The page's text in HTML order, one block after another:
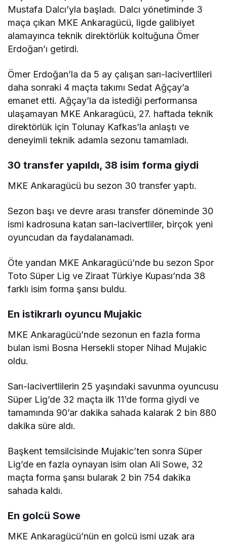
Mustafa Dalcı’yla başladı. Dalcı yönetiminde 3
maça çıkan MKE Ankaragücü, ligde galibiyet
alamayınca teknik direktörlük koltuğuna Ömer
Erdoğan’ı getirdi.
Ömer Erdoğan’la da 5 ay çalışan sarı-lacivertlileri
daha sonraki 4 maçta takımı Sedat Ağçay’a
emanet etti. Ağçay’la da istediği performansa
ulaşamayan MKE Ankaragücü, 27. haftada teknik
direktörlük için Tolunay Kafkas’la anlaştı ve
deneyimli teknik adamla sezonu tamamladı.
30 transfer yapıldı, 38 isim forma giydi
MKE Ankaragücü bu sezon 30 transfer yaptı.
Sezon başı ve devre arası transfer döneminde 30
ismi kadrosuna katan sarı-lacivertliler, birçok yeni
oyuncudan da faydalanamadı.
Öte yandan MKE Ankaragücü’nde bu sezon Spor
Toto Süper Lig ve Ziraat Türkiye Kupası’nda 38
farklı isim forma şansı buldu.
En istikrarlı oyuncu Mujakic
MKE Ankaragücü’nde sezonun en fazla forma
bulan ismi Bosna Hersekli stoper Nihad Mujakic
oldu.
Sarı-lacivertlilerin 25 yaşındaki savunma oyuncusu
Süper Lig’de 32 maçta ilk 11’de forma giydi ve
tamamında 90’ar dakika sahada kalarak 2 bin 880
dakika süre aldı.
Başkent temsilcisinde Mujakic’ten sonra Süper
Lig’de en fazla oynayan isim olan Ali Sowe, 32
maçta forma şansı bularak 2 bin 754 dakika
sahada kaldı.
En golcü Sowe
MKE Ankaragücü’nün en golcü ismi uzak ara